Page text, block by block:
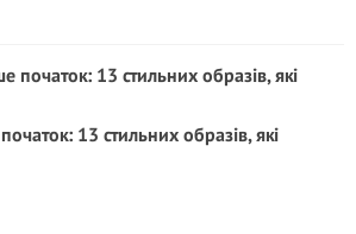
13 стильних образів, які